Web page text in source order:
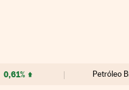
0,61% Petróleo